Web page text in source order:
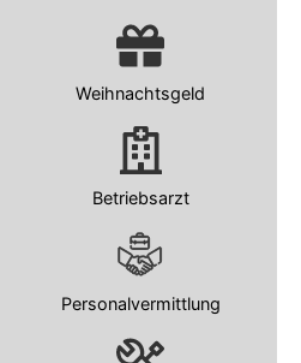
Weihnachtsgeld
Betriebsarzt
Personalvermittlung